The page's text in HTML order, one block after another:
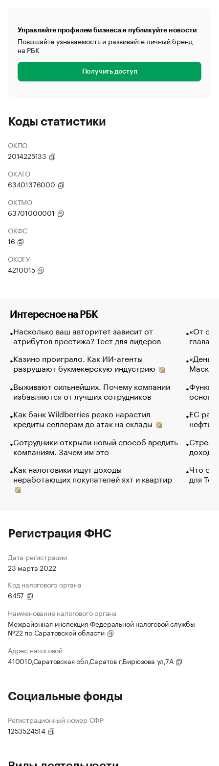
Управляйте профилем бизнеса и публикуйте новости
Повышайте узнаваемость и развивайте личный бренд
на РБК
Получить доступ
Коды статистики
ОКПО
2014225133
ОКАТО
63401376000
ОКТМО
63701000001
ОКФС
16
ОКОГУ
4210015
Интересное на РБК
Насколько ваш авторитет зависит от
атрибутов престижа? Тест для лидеров
Казино проиграло. Как ИИ-агенты
разрушают букмекерскую индустрию
Выживают сильнейших. Почему компании
избавляются от лучших сотрудников
Как банк Wildberries резко нарастил
кредиты селлерам до атак на склады
Сотрудники открыли новый способ вредить
компаниям. Зачем им это
Как налоговики ищут доходы
неработающих покупателей яхт и квартир
«От
глава
Маск в
основ
ЕС
нефти
Что
для
Регистрация ФНС
Дата регистрации
23 марта 2022
Код налогового органа
6457
Наименование налогового органа
Межрайонная инспекция Федеральной налоговой службы
№22 по Саратовской области
Адрес налоговой
410010,Саратовская обл,Саратов г,Бирюзова ул,7А
Социальные фонды
Регистрационный номер СФР
1253524514